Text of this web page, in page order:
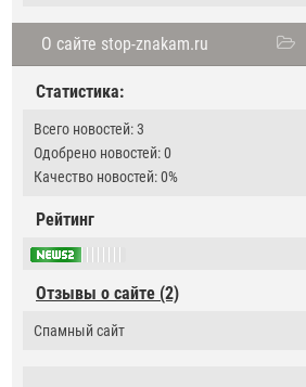
О сайте stop-znakam.ru
Статистика:
Всего новостей: 3
Одобрено новостей: 0
Качество новостей: 0%
Рейтинг
Отзывы о сайте (2)
Спамный сайт